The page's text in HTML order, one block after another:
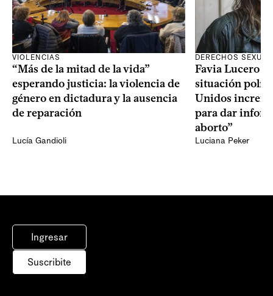
VIOLENCIAS
“Más de la mitad de la vida”
esperando justicia: la violencia de
género en dictadura y la ausencia
de reparación
Lucía Gandioli
DERECHOS
Favia Lucero
situación
Unidos
para dar
aborto”
Luciana Peker
Ingresar
Suscribite